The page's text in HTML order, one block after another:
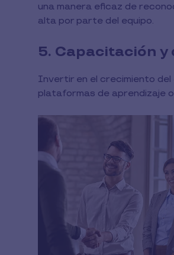
una manera eficaz de
alta por parte del equipo.
5. Capacitación
Invertir en el crecimiento
plataformas de aprendizaje